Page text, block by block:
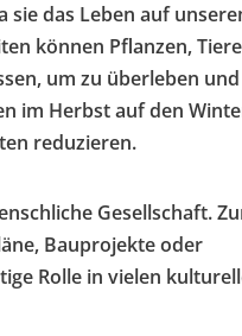
sie das Leben auf
können Pflanzen, Tiere
um zu überleben und
im Herbst auf den
reduzieren.
Gesellschaft.
Bauprojekte oder
Rolle in vielen